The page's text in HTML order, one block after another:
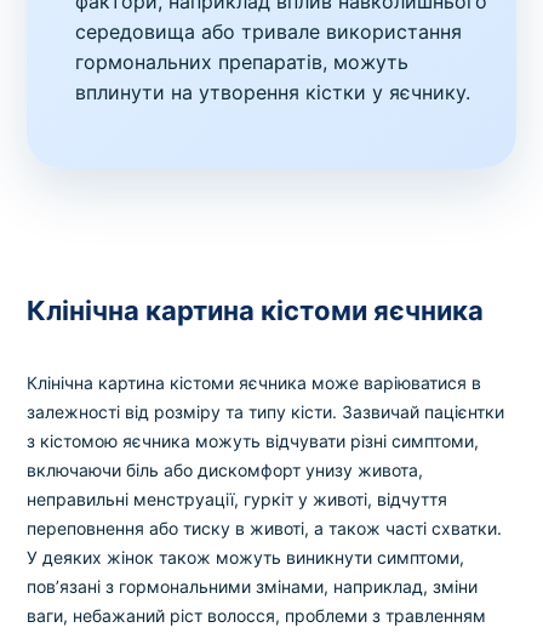
середовища або тривале використання
гормональних препаратів, можуть
вплинути на утворення кістки у яєчнику.
Клінічна картина кістоми яєчника
Клінічна картина кістоми яєчника може варіюватися в
залежності від розміру та типу кісти. Зазвичай пацієнтки
з кістомою яєчника можуть відчувати різні симптоми,
включаючи біль або дискомфорт унизу живота,
неправильні менструації, гуркіт у животі, відчуття
переповнення або тиску в животі, а також часті схватки.
У деяких жінок також можуть виникнути симптоми,
пов’язані з гормональними змінами, наприклад, зміни
ваги, небажаний ріст волосся, проблеми з травленням